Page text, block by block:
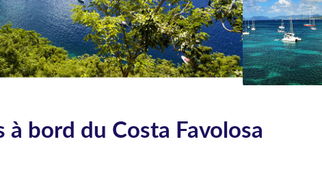
bord du Costa Favolosa